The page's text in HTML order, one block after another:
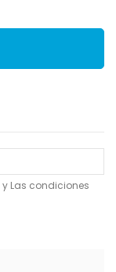
y Las condiciones